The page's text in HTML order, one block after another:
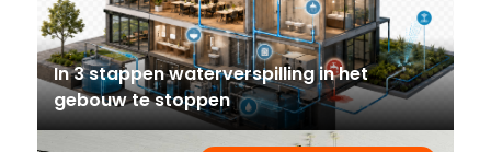
In 3 stappen waterverspilling in het
gebouw te stoppen